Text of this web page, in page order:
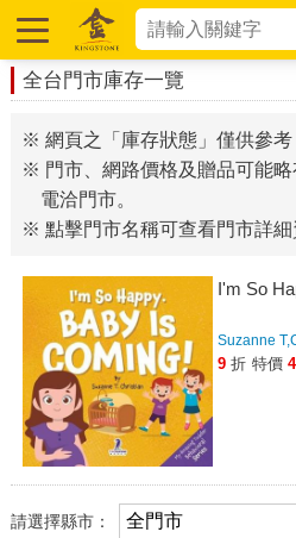
全台門市庫存一覽
※ 網頁之「庫存狀態」僅供參考
※ 門市、網路價格及贈品可能
電洽門市。
※ 點擊門市名稱可查看門市詳細
I'm So
Suzanne
9 折 特價
請選擇縣市：